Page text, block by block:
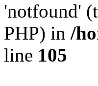
'notfound'
PHP) in /
line 105